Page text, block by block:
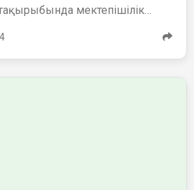
мектепішілік